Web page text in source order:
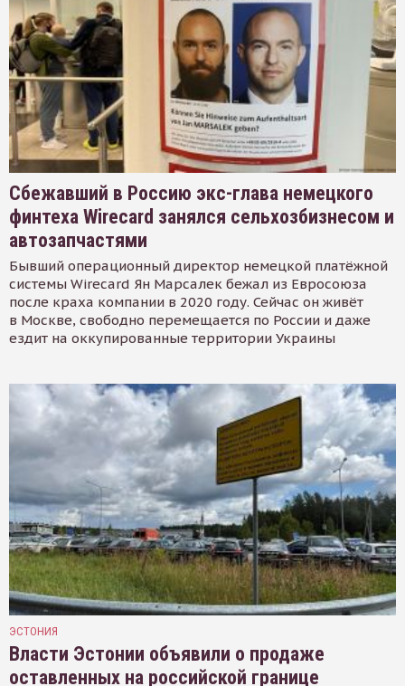
Сбежавший в Россию экс-глава немецкого
финтеха Wirecard занялся сельхозбизнесом и
автозапчастями
Бывший операционный директор немецкой платёжной
системы Wirecard Ян Марсалек бежал из Евросоюза
после краха компании в 2020 году. Сейчас он живёт
в Москве, свободно перемещается по России и даже
ездит на оккупированные территории Украины
ЭСТОНИЯ
Власти Эстонии объявили о продаже
оставленных на российской границе